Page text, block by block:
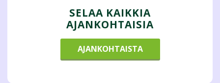
SELAA KAIKKIA
AJANKOHTAISIA
AJANKOHTAISTA